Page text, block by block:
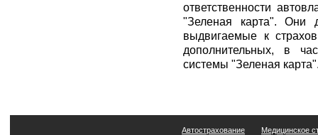
ответственности
"Зеленая карта". Они
выдвигаемые к
дополнительных, в
системы "Зеленая
Автострахование Медицинское